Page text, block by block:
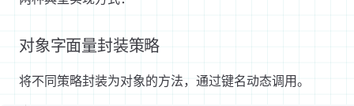
对象字面量封装策略
将不同策略封装为对象的方法，通过键名动态调用。